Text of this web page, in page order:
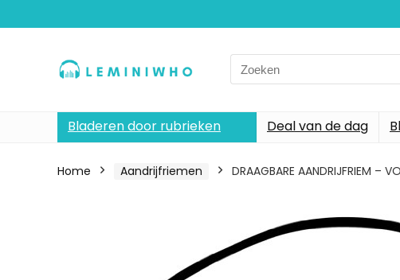
Search
for:
Bladeren door rubrieken Deal van de dag
Home Aandrijfriemen DRAAGBARE AANDRIJFRIEM –